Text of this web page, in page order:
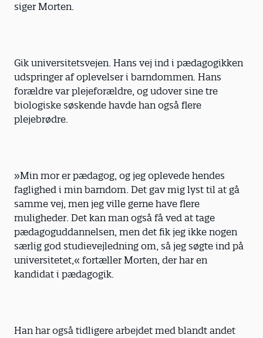
siger Morten.
Gik universitetsvejen. Hans vej ind i pædagogikken
udspringer af oplevelser i barndommen. Hans
forældre var plejeforældre, og udover sine tre
biologiske søskende havde han også flere
plejebrødre.
»Min mor er pædagog, og jeg oplevede hendes
faglighed i min barndom. Det gav mig lyst til at gå
samme vej, men jeg ville gerne have flere
muligheder. Det kan man også få ved at tage
pædagoguddannelsen, men det fik jeg ikke nogen
særlig god studievejledning om, så jeg søgte ind på
universitetet,« fortæller Morten, der har en
kandidat i pædagogik.
Han har også tidligere arbejdet med blandt andet